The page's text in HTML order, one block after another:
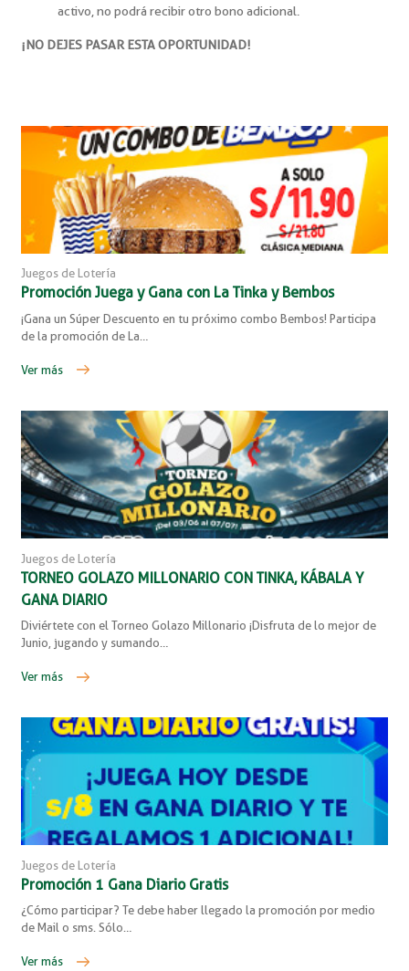
activo, no podrá recibir otro bono adicional.
¡NO DEJES PASAR ESTA OPORTUNIDAD!
Juegos de Lotería
Promoción Juega y Gana con La Tinka y Bembos
¡Gana un Súper Descuento en tu próximo combo Bembos! Participa
de la promoción de La…
Ver más
Juegos de Lotería
TORNEO GOLAZO MILLONARIO CON TINKA, KÁBALA Y
GANA DIARIO
Diviértete con el Torneo Golazo Millonario ¡Disfruta de lo mejor de
Junio, jugando y sumando…
Ver más
Juegos de Lotería
Promoción 1 Gana Diario Gratis
¿Cómo participar? Te debe haber llegado la promoción por medio
de Mail o sms. Sólo…
Ver más